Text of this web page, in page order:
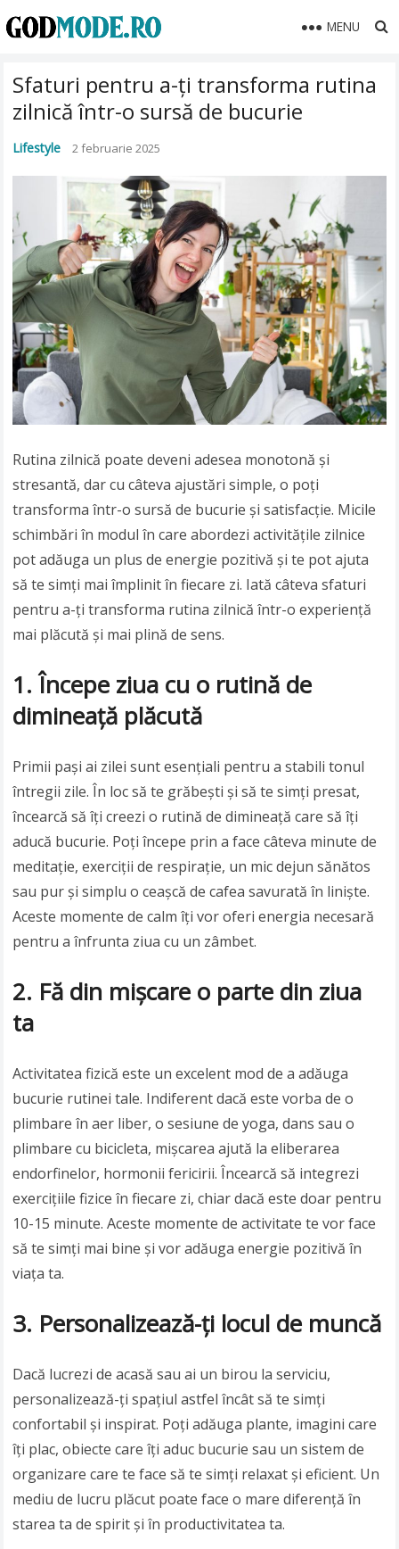
MENU
Sfaturi pentru a-ți transforma rutina
zilnică într-o sursă de bucurie
Lifestyle 2 februarie 2025
Rutina zilnică poate deveni adesea monotonă și
stresantă, dar cu câteva ajustări simple, o poți
transforma într-o sursă de bucurie și satisfacție. Micile
schimbări în modul în care abordezi activitățile zilnice
pot adăuga un plus de energie pozitivă și te pot ajuta
să te simți mai împlinit în fiecare zi. Iată câteva sfaturi
pentru a-ți transforma rutina zilnică într-o experiență
mai plăcută și mai plină de sens.
1. Începe ziua cu o rutină de
dimineață plăcută
Primii pași ai zilei sunt esențiali pentru a stabili tonul
întregii zile. În loc să te grăbești și să te simți presat,
încearcă să îți creezi o rutină de dimineață care să îți
aducă bucurie. Poți începe prin a face câteva minute de
meditație, exerciții de respirație, un mic dejun sănătos
sau pur și simplu o ceașcă de cafea savurată în liniște.
Aceste momente de calm îți vor oferi energia necesară
pentru a înfrunta ziua cu un zâmbet.
2. Fă din mișcare o parte din ziua
ta
Activitatea fizică este un excelent mod de a adăuga
bucurie rutinei tale. Indiferent dacă este vorba de o
plimbare în aer liber, o sesiune de yoga, dans sau o
plimbare cu bicicleta, mișcarea ajută la eliberarea
endorfinelor, hormonii fericirii. Încearcă să integrezi
exercițiile fizice în fiecare zi, chiar dacă este doar pentru
10-15 minute. Aceste momente de activitate te vor face
să te simți mai bine și vor adăuga energie pozitivă în
viața ta.
3. Personalizează-ți locul de muncă
Dacă lucrezi de acasă sau ai un birou la serviciu,
personalizează-ți spațiul astfel încât să te simți
confortabil și inspirat. Poți adăuga plante, imagini care
îți plac, obiecte care îți aduc bucurie sau un sistem de
organizare care te face să te simți relaxat și eficient. Un
mediu de lucru plăcut poate face o mare diferență în
starea ta de spirit și în productivitatea ta.